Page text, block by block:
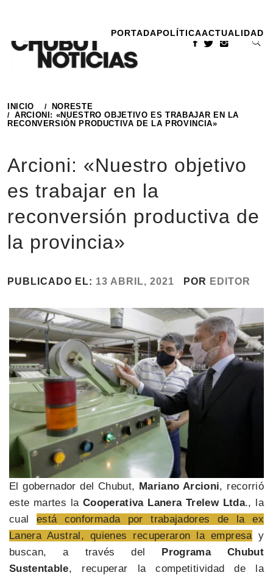
contenido
PORTADAPOLÍTICAACTUALIDAD
INICIO
NORESTE
ARCIONI: «NUESTRO OBJETIVO ES TRABAJAR EN LA
RECONVERSIÓN PRODUCTIVA DE LA PROVINCIA»
Arcioni: «Nuestro objetivo
es trabajar en la
reconversión productiva de
la provincia»
PUBLICADO EL: 13 ABRIL, 2021 POR EDITOR
El gobernador del Chubut, Mariano Arcioni, recorrió
este martes la Cooperativa Lanera Trelew Ltda., la
cual está conformada por trabajadores de la ex
Lanera Austral, quienes recuperaron la empresa y
buscan, a través del Programa Chubut
Sustentable, recuperar la competitividad de la